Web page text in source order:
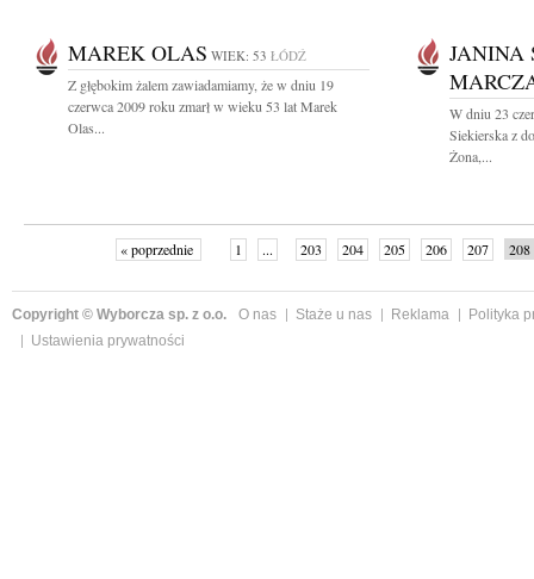
MAREK OLAS WIEK: 53 ŁÓDŹ
Z głębokim żalem zawiadamiamy, że w dniu 19
czerwca 2009 roku zmarł w wieku 53 lat Marek
Olas...
JANINA
W dniu 23
Siekierska z
Żona,...
« poprzednie 1 ... 203 204 205 206 207 208
Copyright © Wyborcza sp. z o.o. O nas Staże u nas Reklama
Polityka
Ustawienia prywatności